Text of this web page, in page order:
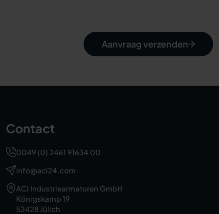
Aanvraag verzenden
Contact
0049 (0) 2461 91634 00
info@aci24.com
ACI Industriearmaturen GmbH
Königskamp 19
52428 Jülich